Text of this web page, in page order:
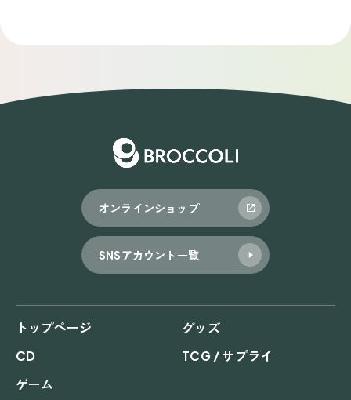
オンラインショップ
SNSアカウント一覧
トップページ
グッズ
CD
TCG / サプライ
ゲーム